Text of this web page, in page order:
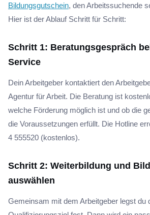
Bildungsgutschein, den Arbeitssuchende
Hier ist der Ablauf Schritt für Schritt:
Schritt 1: Beratungsgespräch
Service
Dein Arbeitgeber kontaktiert den
Agentur für Arbeit. Die Beratung ist
welche Förderung möglich ist und ob die
die Voraussetzungen erfüllt. Die Hotline
4 555520 (kostenlos).
Schritt 2: Weiterbildung und
auswählen
Gemeinsam mit dem Arbeitgeber legst du